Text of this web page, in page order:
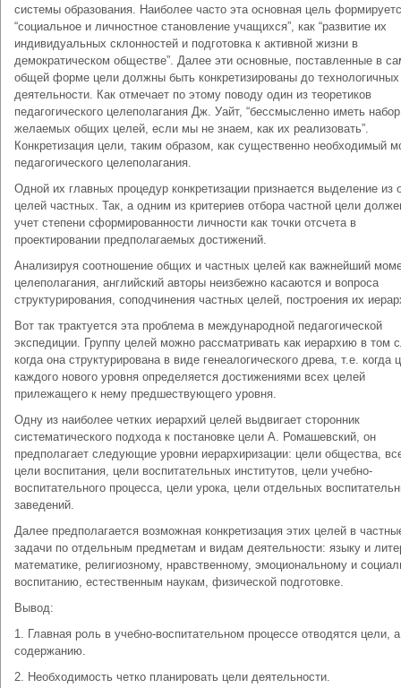
системы образования. Наиболее часто эта основная цель
“социальное и личностное становление учащихся”, как “развитие их
индивидуальных склонностей и подготовка к активной жизни в
демократическом обществе”. Далее эти основные, поставленные в
общей форме цели должны быть конкретизированы до
деятельности. Как отмечает по этому поводу один из теоретиков
педагогического целеполагания Дж. Уайт, “бессмысленно иметь набор
желаемых общих целей, если мы не знаем, как их реализовать”.
Конкретизация цели, таким образом, как существенно необходимый
педагогического целеполагания.
Одной их главных процедур конкретизации признается выделение из
целей частных. Так, а одним из критериев отбора частной цели
учет степени сформированности личности как точки отсчета в
проектировании предполагаемых достижений.
Анализируя соотношение общих и частных целей как важнейший
целеполагания, английский авторы неизбежно касаются и вопроса
структурирования, соподчинения частных целей, построения их
Вот так трактуется эта проблема в международной педагогической
экспедиции. Группу целей можно рассматривать как иерархию в том
когда она структурирована в виде генеалогического древа, т.е. когда
каждого нового уровня определяется достижениями всех целей
прилежащего к нему предшествующего уровня.
Одну из наиболее четких иерархий целей выдвигает сторонник
систематического подхода к постановке цели А. Ромашевский, он
предполагает следующие уровни иерархиризации: цели общества,
цели воспитания, цели воспитательных институтов, цели учебно-
воспитательного процесса, цели урока, цели отдельных
заведений.
Далее предполагается возможная конкретизация этих целей в
задачи по отдельным предметам и видам деятельности: языку и
математике, религиозному, нравственному, эмоциональному и
воспитанию, естественным наукам, физической подготовке.
Вывод:
1. Главная роль в учебно-воспитательном процессе отводятся цели,
содержанию.
2. Необходимость четко планировать цели деятельности.